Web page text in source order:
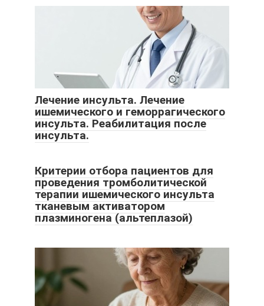
Лечение инсульта. Лечение
ишемического и геморрагического
инсульта. Реабилитация после
инсульта.
Критерии отбора пациентов для
проведения тромболитической
терапии ишемического инсульта
тканевым активатором
плазминогена (альтеплазой)